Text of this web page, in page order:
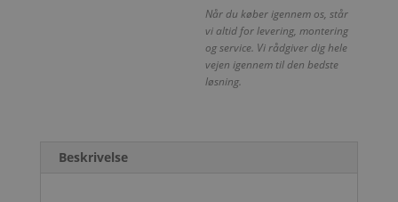
Når du køber igennem os, står
vi altid for levering, montering
og service. Vi rådgiver dig hele
vejen igennem til den bedste
løsning.
Beskrivelse